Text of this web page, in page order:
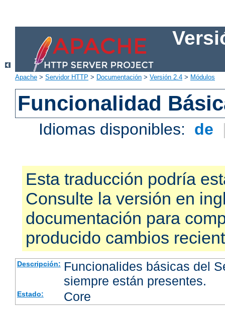
Apache > Servidor HTTP > Documentación > Versión 2.4 > Módulos
Funcionalidad
Idiomas disponibles: de
Esta traducción podría
Consulte la versión en
documentación para
producido cambios
Descripción: Funcionalides básicas del
siempre están presentes.
Estado: Core